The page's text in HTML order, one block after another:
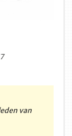
van